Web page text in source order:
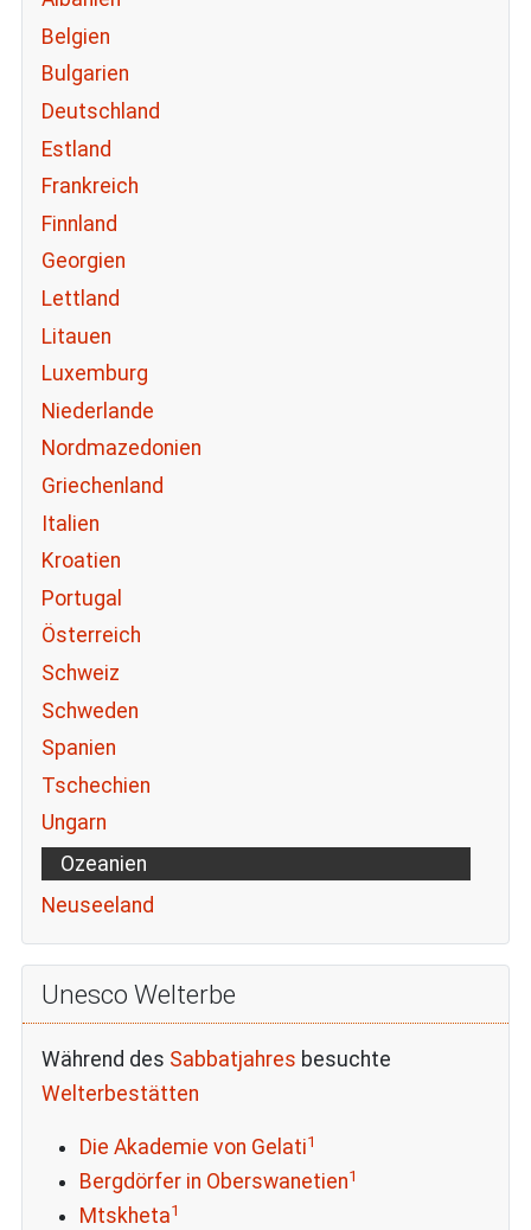
Belgien
Bulgarien
Deutschland
Estland
Frankreich
Finnland
Georgien
Lettland
Litauen
Luxemburg
Niederlande
Nordmazedonien
Griechenland
Italien
Kroatien
Portugal
Österreich
Schweiz
Schweden
Spanien
Tschechien
Ungarn
Ozeanien
Neuseeland
Unesco Welterbe
Während des Sabbatjahres besuchte
Welterbestätten
Die Akademie von Gelati1
Bergdörfer in Oberswanetien1
Mtskheta1